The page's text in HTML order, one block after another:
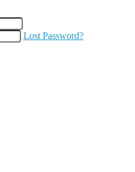
Lost Password?